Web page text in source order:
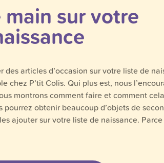
main sur votre
des articles d’occasion sur votre liste de
chez P’tit Colis. Qui plus est, nous
montrons comment faire et comment cela
obtenir beaucoup d’objets de
ajouter sur votre liste de naissance. Parce